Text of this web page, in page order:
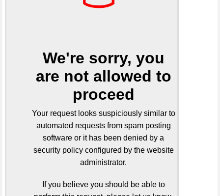
We're sorry, you
are not allowed to
proceed
Your request looks suspiciously similar to
automated requests from spam posting
software or it has been denied by a
security policy configured by the website
administrator.
If you believe you should be able to